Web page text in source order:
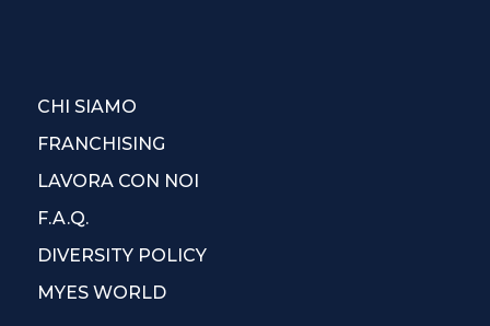
CHI SIAMO
FRANCHISING
LAVORA CON NOI
F.A.Q.
DIVERSITY POLICY
MYES WORLD